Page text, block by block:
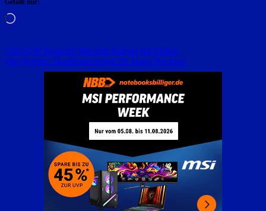
Gefällt mir:
Wird
Beitragsnavigation
CSU/CW Konzell: Mit dem Bürger im Dialog
vhs-Vortrag: Baufinanzierung für kluge Rechner